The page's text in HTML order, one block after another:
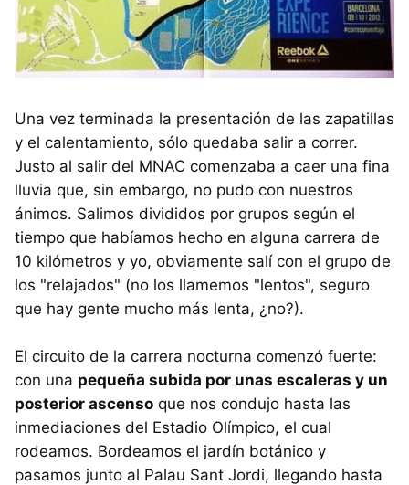
Una vez terminada la presentación de las zapatillas
y el calentamiento, sólo quedaba salir a correr.
Justo al salir del MNAC comenzaba a caer una fina
lluvia que, sin embargo, no pudo con nuestros
ánimos. Salimos divididos por grupos según el
tiempo que habíamos hecho en alguna carrera de
10 kilómetros y yo, obviamente salí con el grupo de
los "relajados" (no los llamemos "lentos", seguro
que hay gente mucho más lenta, ¿no?).
El circuito de la carrera nocturna comenzó fuerte:
con una pequeña subida por unas escaleras y un
posterior ascenso que nos condujo hasta las
inmediaciones del Estadio Olímpico, el cual
rodeamos. Bordeamos el jardín botánico y
pasamos junto al Palau Sant Jordi, llegando hasta